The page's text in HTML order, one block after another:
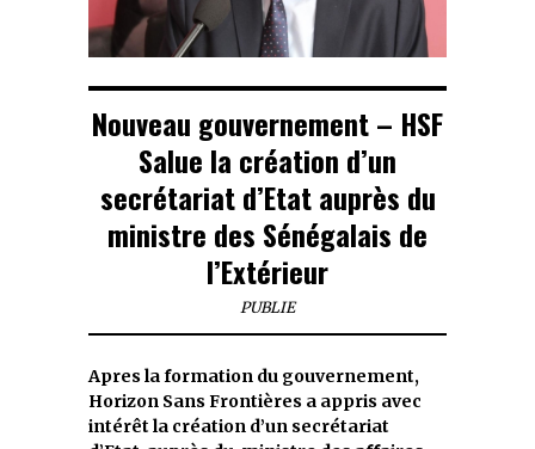
Nouveau gouvernement – HSF
Salue la création d’un
secrétariat d’Etat auprès du
ministre des Sénégalais de
l’Extérieur
PUBLIE
Apres la formation du gouvernement,
Horizon Sans Frontières a appris avec
intérêt la création d’un secrétariat